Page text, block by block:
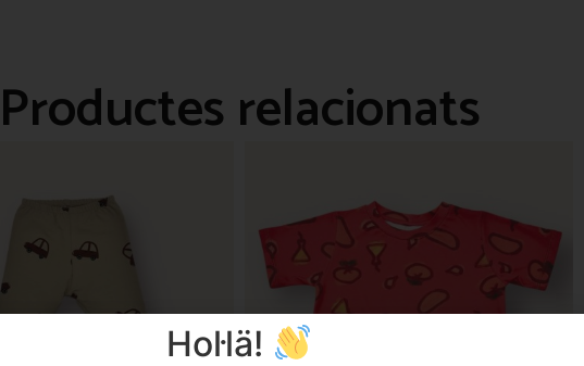
Productes relacionats
Hol·lä!